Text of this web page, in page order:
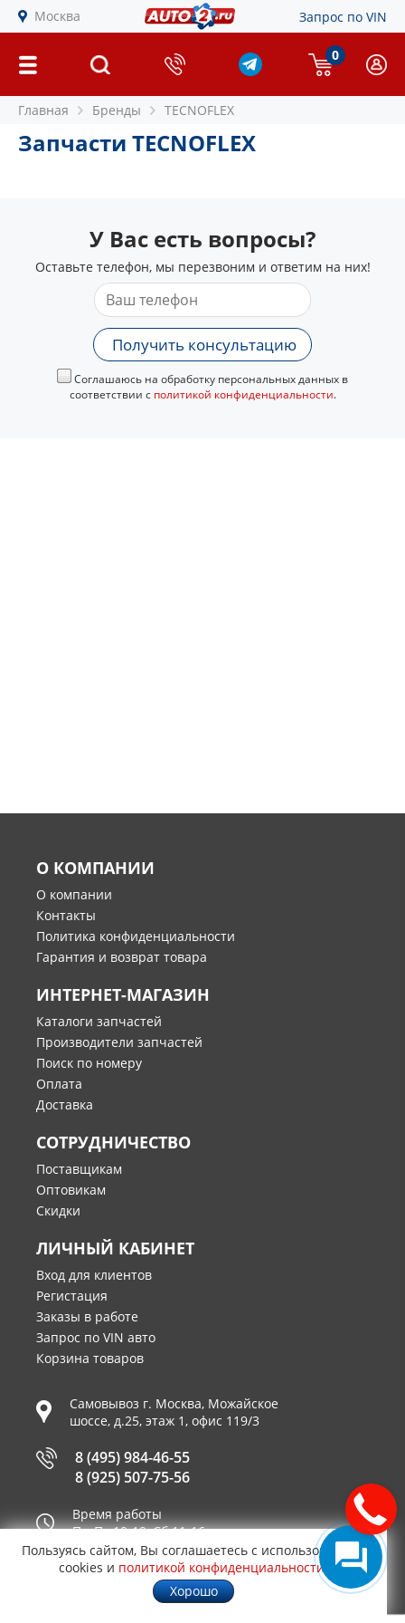
Москва Запрос по VIN
0
Главная Бренды TECNOFLEX
Запчасти TECNOFLEX
У Вас есть вопросы?
Оставьте телефон, мы перезвоним и ответим на них!
Получить консультацию
Соглашаюсь на обработку персональных данных в
соответствии с политикой конфиденциальности.
О КОМПАНИИ
О компании
Контакты
Политика конфиденциальности
Гарантия и возврат товара
ИНТЕРНЕТ-МАГАЗИН
Каталоги запчастей
Производители запчастей
Поиск по номеру
Оплата
Доставка
СОТРУДНИЧЕСТВО
Поставщикам
Оптовикам
Скидки
ЛИЧНЫЙ КАБИНЕТ
Вход для клиентов
Регистация
Заказы в работе
Запрос по VIN авто
Корзина товаров
Самовывоз г. Москва, Можайское
шоссе, д.25, этаж 1, офис 119/3
8 (495) 984-46-55
8 (925) 507-75-56
Время работы
Пн-Пт 10-19, Сб 11-16
Принимаем к оплате
Пользуясь сайтом, Вы соглашаетесь с использованием
cookies и политикой конфиденциальности
Хорошо